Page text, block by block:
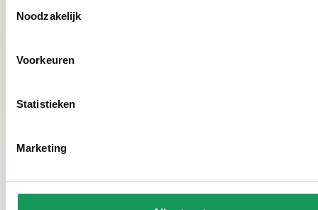
Noodzakelijk
Voorkeuren
Statistieken
Marketing
fietsen aan.
Twente ontdek je het mooiste op de fiets. Vanuit ons
met onsTwents Fietsarrangement
fietsroutes door de omgeving.